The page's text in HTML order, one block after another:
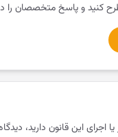
کنید و پاسخ متخصصان را
اجرای این قانون دارید،